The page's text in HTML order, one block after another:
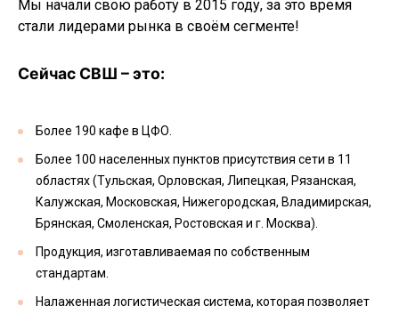
Мы начали свою работу в 2015 году, за это время
стали лидерами рынка в своём сегменте!
Сейчас СВШ – это:
Более 190 кафе в ЦФО.
Более 100 населенных пунктов присутствия сети в 11
областях (Тульская, Орловская, Липецкая, Рязанская,
Калужская, Московская, Нижегородская, Владимирская,
Брянская, Смоленская, Ростовская и г. Москва).
Продукция, изготавливаемая по собственным
стандартам.
Налаженная логистическая система, которая позволяет